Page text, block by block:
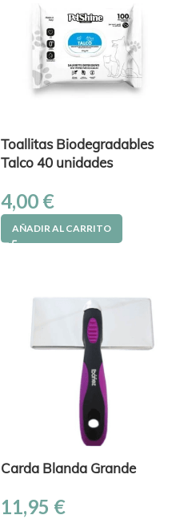
Toallitas Biodegradables
Talco 40 unidades
4,00 €
AÑADIR AL CARRITO
Carda Blanda Grande
11,95 €